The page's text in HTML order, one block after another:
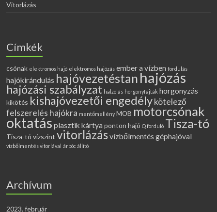
Vitorlázás
Címkék
csónak elektromos hajó elektromos hajózás ember a vízben fordulás
hajókirándulás hajóvezetéstan hajózás
hajózási szabályzat halzolás horgonyfajták horgonyzás
kikötés kishajóvezetői engedélykötelező
felszerelés hajókra mentőmellény MOB motorcsónak
oktatás plasztik kártya ponton hajó Q forduló Tisza-tó
Tisza-tó vízszint vitorlázásvízbőlmentés géphajóval
vízbőlmentés vitorlával árbóc állító
Archívum
2023. február